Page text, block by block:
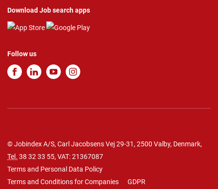
Download Job search apps
Follow us
© Jobindex A/S, Carl Jacobsens Vej 29-31, 2500 Valby, Denmark,
Tel. 38 32 33 55, VAT: 21367087
Terms and Personal Data Policy
Terms and Conditions for Companies
GDPR